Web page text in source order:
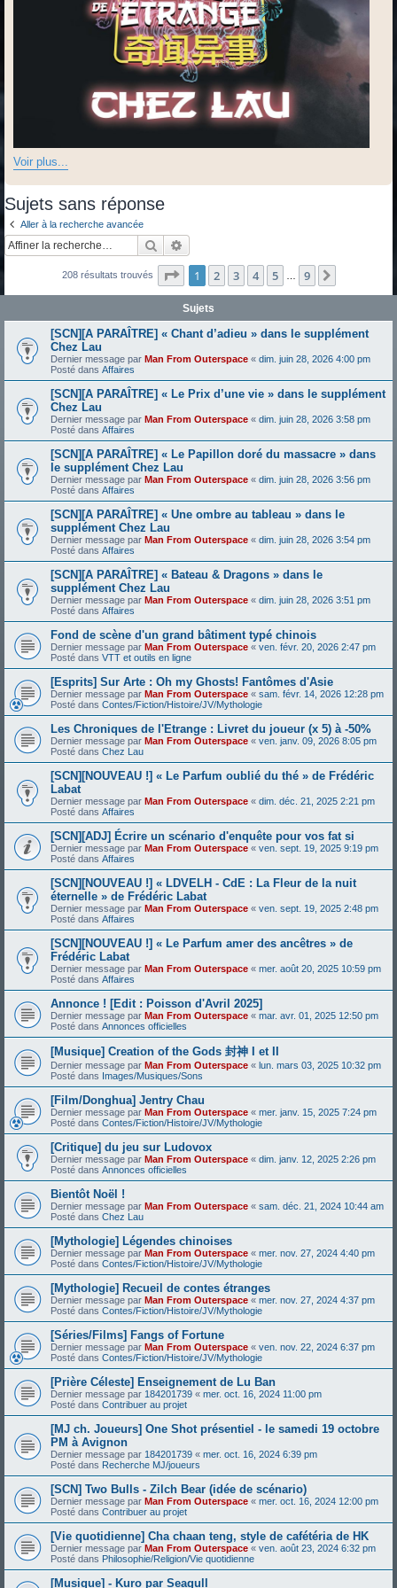
Voir plus...
Sujets sans réponse
Aller à la recherche avancée
Rechercher
208 résultats trouvés Page 1sur9
1 2 3 4 5 9
Sujets
[SCN][A PARAÎTRE] « Chant d’adieu » dans le supplément
Chez Lau
Dernier message par Man From Outerspace « dim. juin 28, 2026 4:00 pm
Posté dans Affaires
[SCN][A PARAÎTRE] « Le Prix d’une vie » dans le supplément
Chez Lau
Dernier message par Man From Outerspace « dim. juin 28, 2026 3:58 pm
Posté dans Affaires
[SCN][A PARAÎTRE] « Le Papillon doré du massacre » dans
le supplément Chez Lau
Dernier message par Man From Outerspace « dim. juin 28, 2026 3:56 pm
Posté dans Affaires
[SCN][A PARAÎTRE] « Une ombre au tableau » dans le
supplément Chez Lau
Dernier message par Man From Outerspace « dim. juin 28, 2026 3:54 pm
Posté dans Affaires
[SCN][A PARAÎTRE] « Bateau & Dragons » dans le
supplément Chez Lau
Dernier message par Man From Outerspace « dim. juin 28, 2026 3:51 pm
Posté dans Affaires
Fond de scène d'un grand bâtiment typé chinois
Dernier message par Man From Outerspace « ven. févr. 20, 2026 2:47 pm
Posté dans VTT et outils en ligne
[Esprits] Sur Arte : Oh my Ghosts! Fantômes d'Asie
Dernier message par Man From Outerspace « sam. févr. 14, 2026 12:28 pm
Posté dans Contes/Fiction/Histoire/JV/Mythologie
Les Chroniques de l'Etrange : Livret du joueur (x 5) à -50%
Dernier message par Man From Outerspace « ven. janv. 09, 2026 8:05 pm
Posté dans Chez Lau
[SCN][NOUVEAU !] « Le Parfum oublié du thé » de Frédéric
Labat
Dernier message par Man From Outerspace « dim. déc. 21, 2025 2:21 pm
Posté dans Affaires
[SCN][ADJ] Écrire un scénario d'enquête pour vos fat si
Dernier message par Man From Outerspace « ven. sept. 19, 2025 9:19 pm
Posté dans Affaires
[SCN][NOUVEAU !] « LDVELH - CdE : La Fleur de la nuit
éternelle » de Frédéric Labat
Dernier message par Man From Outerspace « ven. sept. 19, 2025 2:48 pm
Posté dans Affaires
[SCN][NOUVEAU !] « Le Parfum amer des ancêtres » de
Frédéric Labat
Dernier message par Man From Outerspace « mer. août 20, 2025 10:59 pm
Posté dans Affaires
Annonce ! [Edit : Poisson d'Avril 2025]
Dernier message par Man From Outerspace « mar. avr. 01, 2025 12:50 pm
Posté dans Annonces officielles
[Musique] Creation of the Gods 封神 I et II
Dernier message par Man From Outerspace « lun. mars 03, 2025 10:32 pm
Posté dans Images/Musiques/Sons
[Film/Donghua] Jentry Chau
Dernier message par Man From Outerspace « mer. janv. 15, 2025 7:24 pm
Posté dans Contes/Fiction/Histoire/JV/Mythologie
[Critique] du jeu sur Ludovox
Dernier message par Man From Outerspace « dim. janv. 12, 2025 2:26 pm
Posté dans Annonces officielles
Bientôt Noël !
Dernier message par Man From Outerspace « sam. déc. 21, 2024 10:44 am
Posté dans Chez Lau
[Mythologie] Légendes chinoises
Dernier message par Man From Outerspace « mer. nov. 27, 2024 4:40 pm
Posté dans Contes/Fiction/Histoire/JV/Mythologie
[Mythologie] Recueil de contes étranges
Dernier message par Man From Outerspace « mer. nov. 27, 2024 4:37 pm
Posté dans Contes/Fiction/Histoire/JV/Mythologie
[Séries/Films] Fangs of Fortune
Dernier message par Man From Outerspace « ven. nov. 22, 2024 6:37 pm
Posté dans Contes/Fiction/Histoire/JV/Mythologie
[Prière Céleste] Enseignement de Lu Ban
Dernier message par 184201739 « mer. oct. 16, 2024 11:00 pm
Posté dans Contribuer au projet
[MJ ch. Joueurs] One Shot présentiel - le samedi 19 octobre
PM à Avignon
Dernier message par 184201739 « mer. oct. 16, 2024 6:39 pm
Posté dans Recherche MJ/joueurs
[SCN] Two Bulls - Zilch Bear (idée de scénario)
Dernier message par Man From Outerspace « mer. oct. 16, 2024 12:00 pm
Posté dans Contribuer au projet
[Vie quotidienne] Cha chaan teng, style de cafétéria de HK
Dernier message par Man From Outerspace « ven. août 23, 2024 6:32 pm
Posté dans Philosophie/Religion/Vie quotidienne
[Musique] - Kuro par Seagull